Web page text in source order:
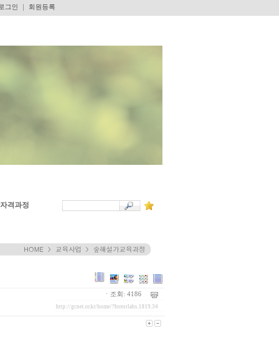
격과정
ㆍ조회: 4186
http://gcnet.or.kr/home/?forestlabs.1819.34
로그인 회원등록